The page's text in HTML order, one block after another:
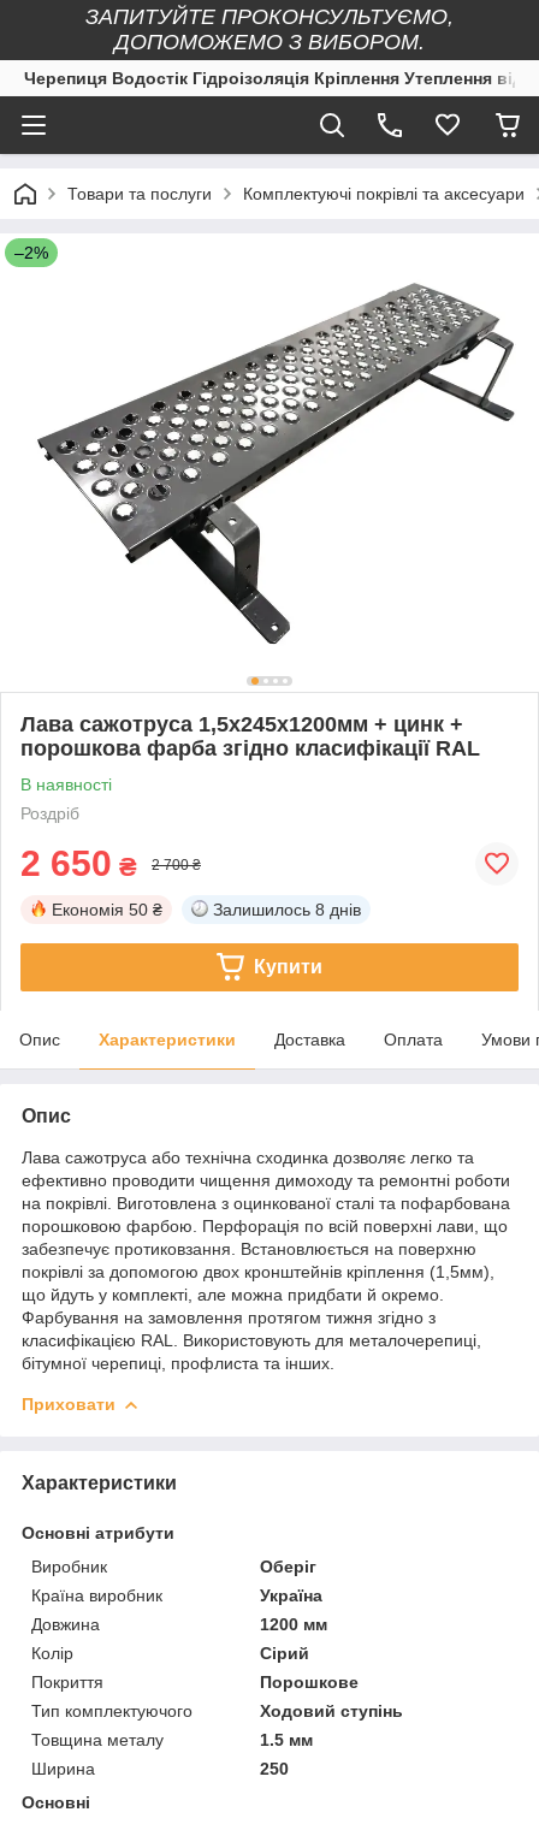
ЗАПИТУЙТЕ ПРОКОНСУЛЬТУЄМО,
ДОПОМОЖЕМО З ВИБОРОМ.
Черепиця Водостік Гідроізоляція Кріплення Утеплення
Товари та послуги Комплектуючі покрівлі та аксесуари
–2%
Лава сажотруса 1,5х245х1200мм + цинк +
порошкова фарба згідно класифікації RAL
В наявності
Роздріб
2 650 ₴ 2 700 ₴
Економія 50 ₴ Залишилось 8 днів
Купити
Опис Характеристики Доставка Оплата Умови
Опис
Лава сажотруса або технічна сходинка дозволяє легко та
ефективно проводити чищення димоходу та ремонтні роботи
на покрівлі. Виготовлена з оцинкованої сталі та пофарбована
порошковою фарбою. Перфорація по всій поверхні лави, що
забезпечує протиковзання. Встановлюється на поверхню
покрівлі за допомогою двох кронштейнів кріплення (1,5мм),
що йдуть у комплекті, але можна придбати й окремо.
Фарбування на замовлення протягом тижня згідно з
класифікацією RAL. Використовують для металочерепиці,
бітумної черепиці, профлиста та інших.
Приховати
Характеристики
Основні атрибути
Виробник
Оберіг
Країна виробник
Україна
Довжина
1200 мм
Колір
Сірий
Покриття
Порошкове
Тип комплектуючого
Ходовий ступінь
Товщина металу
1.5 мм
Ширина
250
Основні